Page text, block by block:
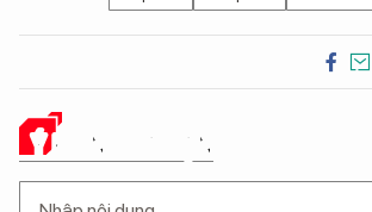
Ý KIẾN CỦA BẠN